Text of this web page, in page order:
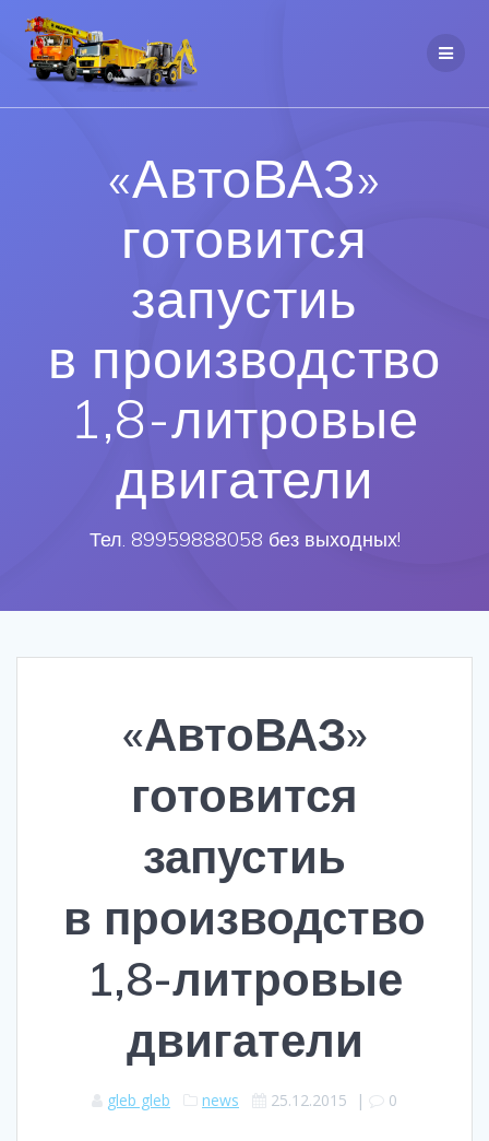
«АвтоВАЗ»
готовится
запустиь
в производство
1,8-литровые
двигатели
Тел. 89959888058 без выходных!
«АвтоВАЗ»
готовится
запустиь
в производство
1,8-литровые
двигатели
gleb gleb news 25.12.2015 | 0